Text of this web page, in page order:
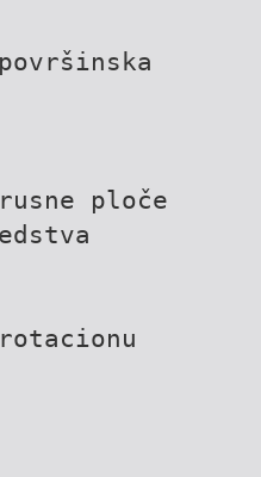
ploče